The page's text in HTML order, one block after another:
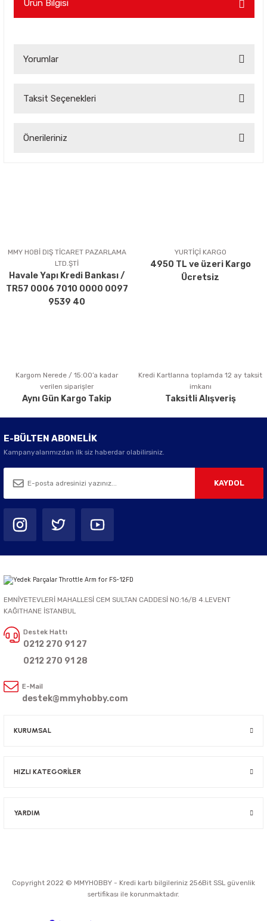
Ürün Bilgisi
Yorumlar
Taksit Seçenekleri
Önerileriniz
Ürün açıklamasında eksik bilgiler bulunuyor.
Ürün bilgilerinde hatalar bulunuyor.
Ürün fiyatı diğer sitelerden daha pahalı.
Bu ürüne benzer farklı alternatifler olmalı.
Gönder
MMY HOBİ DIŞ TİCARET PAZARLAMA
LTD.ŞTİ
Havale Yapı Kredi Bankası /
TR57 0006 7010 0000 0097
9539 40
YURTİÇİ KARGO
4950 TL ve üzeri Kargo
Ücretsiz
Kargom Nerede / 15:00’a kadar
verilen siparişler
Aynı Gün Kargo Takip
Kredi Kartlarına toplamda 12 ay taksit
imkanı
Taksitli Alışveriş
E-BÜLTEN ABONELİK
Kampanyalarımızdan ilk siz haberdar olabilirsiniz.
KAYDOL
EMNİYETEVLERİ MAHALLESİ CEM SULTAN CADDESİ NO:16/B 4.LEVENT
KAĞITHANE İSTANBUL
Destek Hattı
0212 270 91 27
0212 270 91 28
E-Mail
destek@mmyhobby.com
KURUMSAL
HIZLI KATEGORİLER
YARDIM
Copyright 2022 © MMYHOBBY - Kredi kartı bilgileriniz 256Bit SSL güvenlik
sertifikası ile korunmaktadır.